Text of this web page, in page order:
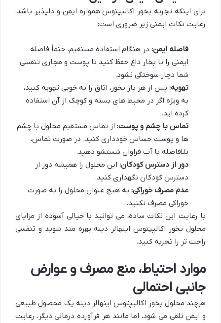
برای اینکه تجربه بخور اکالیپتوس همواره ایمن و دلپذیر باشد،
رعایت نکات ایمنی زیر ضروری است:
فاصله ایمن: در هنگام استفاده مستقیم، حتماً فاصله
ایمنی را با بخار داغ حفظ کنید تا پوست و مجاری تنفسی
شما دچار سوختگی نشود.
تهویه: پس از هر بار بخور، اتاق را به خوبی تهویه کنید،
به ویژه اگر در محیط های بسته و کوچک از آن استفاده
کرده اید.
تماس با چشم و پوست: از تماس مستقیم محلول با چشم
ها و پوست حساس خودداری کنید. در صورت تماس،
بلافاصله با آب فراوان شستشو دهید.
دور از دسترس کودکان: این محلول را همیشه دور از
دسترس کودکان نگهداری کنید.
عدم مصرف خوراکی: به هیچ عنوان محلول را به صورت
خوراکی مصرف نکنید.
با رعایت این نکات ساده، می توانید با خیالی آسوده از مزایای
محلول بخور اکالیپتوس اینهالر دینه بهره مند شوید و تنفسی
راحت تر را تجربه کنید.
موارد احتیاط، منع مصرف و عوارض
جانبی احتمالی
هرچند محلول بخور اکالیپتوس اینهالر دینه یک محصول طبیعی
و ایمن تلقی می شود، اما مانند هر فرآورده درمانی دیگر، رعایت